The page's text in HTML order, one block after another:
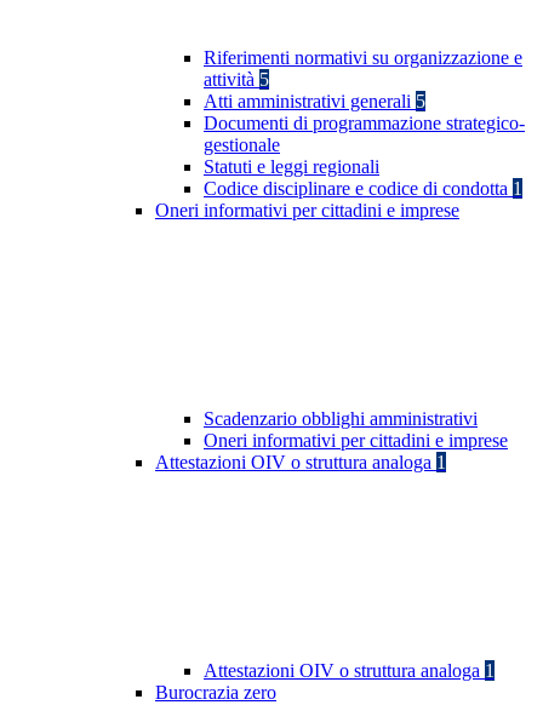
Riferimenti normativi su organizzazione e
attività 5
Atti amministrativi generali 5
Documenti di programmazione strategico-
gestionale
Statuti e leggi regionali
Codice disciplinare e codice di condotta 1
Oneri informativi per cittadini e imprese
Scadenzario obblighi amministrativi
Oneri informativi per cittadini e imprese
Attestazioni OIV o struttura analoga 1
Attestazioni OIV o struttura analoga 1
Burocrazia zero